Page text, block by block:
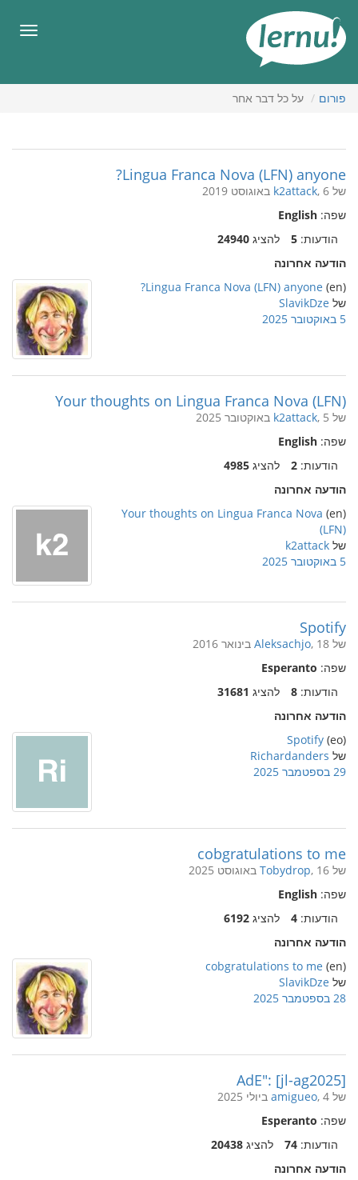
העניינים
פורום על כל דבר אחר
Lingua Franca Nova (LFN) anyone?
של k2attack, 6 באוגוסט 2019
שפה: English
הודעות: 5 להציג 24940
הודעה אחרונה
(en)
Lingua Franca Nova (LFN) anyone?
של SlavikDze
5 באוקטובר 2025
Your thoughts on Lingua Franca Nova (LFN)
של k2attack, 5 באוקטובר 2025
שפה: English
הודעות: 2 להציג 4985
הודעה אחרונה
(en)
Your thoughts on Lingua Franca Nova
(LFN)
של k2attack
5 באוקטובר 2025
Spotify
של Aleksachjo, 18 בינואר 2016
שפה: Esperanto
הודעות: 8 להציג 31681
הודעה אחרונה
(eo)
Spotify
של Richardanders
29 בספטמבר 2025
cobgratulations to me
של Tobydrop, 16 באוגוסט 2025
שפה: English
הודעות: 4 להציג 6192
הודעה אחרונה
(en)
cobgratulations to me
של SlavikDze
28 בספטמבר 2025
AdE": [jl-ag2025]
של amigueo, 4 ביולי 2025
שפה: Esperanto
הודעות: 74 להציג 20438
הודעה אחרונה